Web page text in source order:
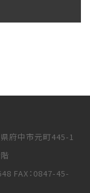
府中市元町445-1
FAX：0847-45-